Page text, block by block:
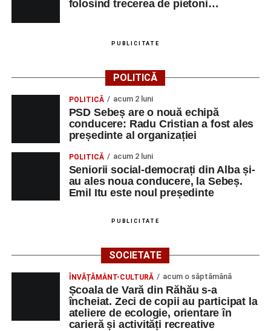
folosind trecerea de pietoni…
PUBLICITATE
POLITICĂ
POLITICĂ acum 2 luni
PSD Sebeș are o nouă echipă
conducere: Radu Cristian a fost ales
președinte al organizației
POLITICĂ acum 2 luni
Seniorii social-democrați din Alba și-
au ales noua conducere, la Sebeș.
Emil Itu este noul președinte
PUBLICITATE
SOCIETATE
ÎNVĂȚĂMÂNT-CULTURĂ acum o săptămână
Școala de Vară din Răhău s-a
încheiat. Zeci de copii au participat la
ateliere de ecologie, orientare în
carieră și activități recreative